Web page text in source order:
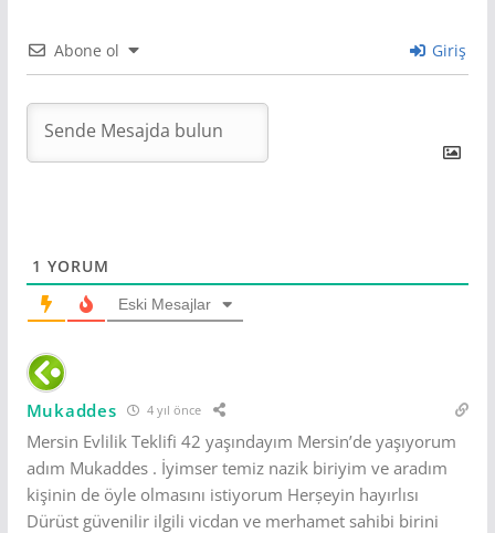
Abone ol Giriş
1 YORUM
Eski Mesajlar
Mukaddes 4 yıl önce
Mersin Evlilik Teklifi 42 yaşındayım Mersin’de yaşıyorum
adım Mukaddes . İyimser temiz nazik biriyim ve aradım
kişinin de öyle olmasını istiyorum Herșeyin hayırlısı
Dürüst güvenilir ilgili vicdan ve merhamet sahibi birini